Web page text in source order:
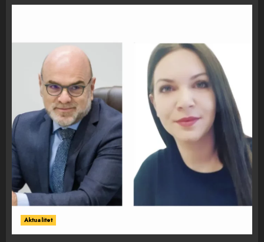
Aktualitet